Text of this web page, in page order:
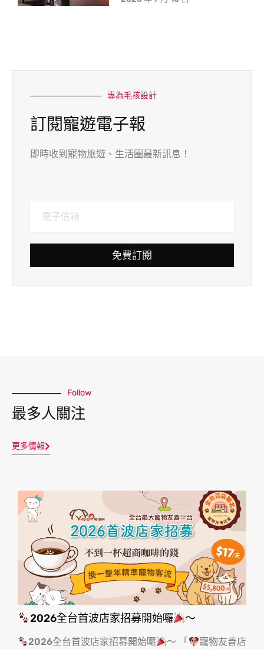
專為毛孩設計
訂閱寵遊電子報
即時收到寵物旅遊、生活圈最新訊息！
免費訂閱
Follow
最多人關注
更多情報
2026全台首波店家招募開始囉 ～
2026全台首波店家招募開始囉 ～ 「
寵物友善店